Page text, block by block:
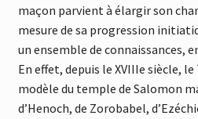
maçon parvient à élargir son
mesure de sa progression
un ensemble de connaissances,
En effet, depuis le XVIIIe siècle,
modèle du temple de Salomon
d’Henoch, de Zorobabel,